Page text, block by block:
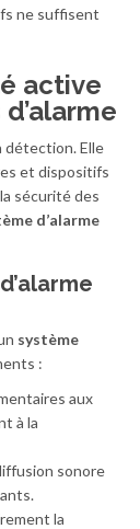
ne suffisent
active
détection. Elle
et dispositifs
sécurité des
d’alarme
système
:
aux
à la
sonore
la